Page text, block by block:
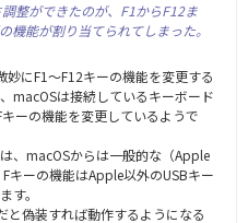
整ができたのが、F1からF12ま
機能が割り当てられてしまった。
にF1～F12キーの機能を変更する
macOSは接続しているキーボード
ーの機能を変更しているようで
、macOSからは一般的な（Apple
キーの機能はApple以外のUSBキー
す。
偽装すれば動作するようになる